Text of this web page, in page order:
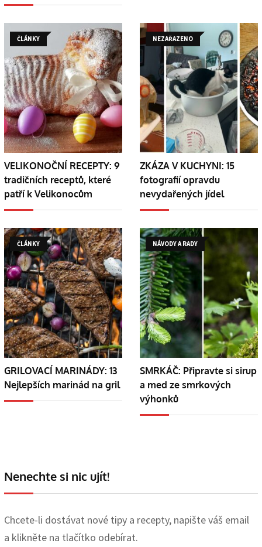
ČLÁNKY
VELIKONOČNÍ RECEPTY: 9
tradičních receptů, které
patří k Velikonocům
NEZAŘAZENO
ZKÁZA V KUCHYNI: 15
fotografií opravdu
nevydařených jídel
ČLÁNKY
GRILOVACÍ MARINÁDY: 13
Nejlepších marinád na gril
NÁVODY A RADY
SMRKÁČ: Připravte si sirup
a med ze smrkových
výhonků
Nenechte si nic ujít!
Chcete-li dostávat nové tipy a recepty, napište váš email
a klikněte na tlačítko odebírat.